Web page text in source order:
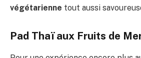
végétarienne tout aussi
Pad Thaï aux Fruits de